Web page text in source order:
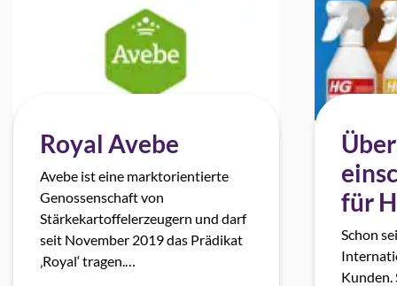
Royal Avebe
Avebe ist eine marktorientierte
Genossenschaft von
Stärkekartoffelerzeugern und darf
seit November 2019 das Prädikat
‚Royal‘ tragen.…
für
Schon
Kunden.